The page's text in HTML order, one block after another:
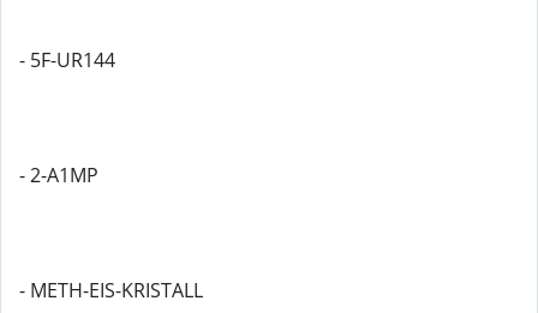
- 5F-UR144
- 2-A1MP
- METH-EIS-KRISTALL